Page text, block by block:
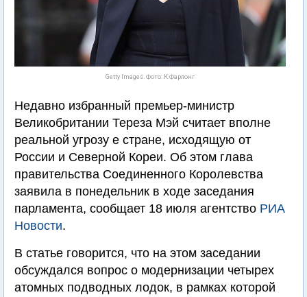
Getty Images. Фото: К.Фарлонг
Недавно избранный премьер-министр
Великобритании Тереза Мэй считает вполне
реальной угрозу е стране, исходящую от
России и Северной Кореи. Об этом глава
правительства Соединенного Королевства
заявила в понедельник в ходе заседания
парламента, сообщает 18 июля агентство РИА
Новости.
В статье говорится, что на этом заседании
обсуждался вопрос о модернизации четырех
атомных подводных лодок, в рамках которой